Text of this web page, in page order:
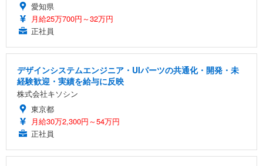
愛知県
月給25万700円～32万円
正社員
デザインシステムエンジニア・UIパーツの共通化・開発・未
経験歓迎・実績を給与に反映
株式会社キソシン
東京都
月給30万2,300円～54万円
正社員